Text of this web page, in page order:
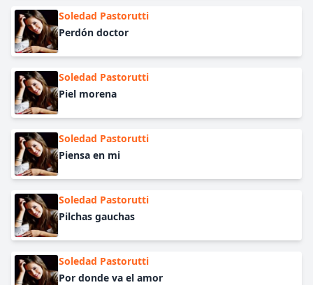
Soledad Pastorutti
Perdón doctor
Soledad Pastorutti
Piel morena
Soledad Pastorutti
Piensa en mi
Soledad Pastorutti
Pilchas gauchas
Soledad Pastorutti
Por donde va el amor